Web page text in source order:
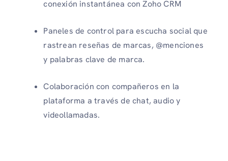
conexión instantánea con Zoho CRM
Paneles de control para escucha social que
rastrean reseñas de marcas, @menciones
y palabras clave de marca.
Colaboración con compañeros en la
plataforma a través de chat, audio y
videollamadas.